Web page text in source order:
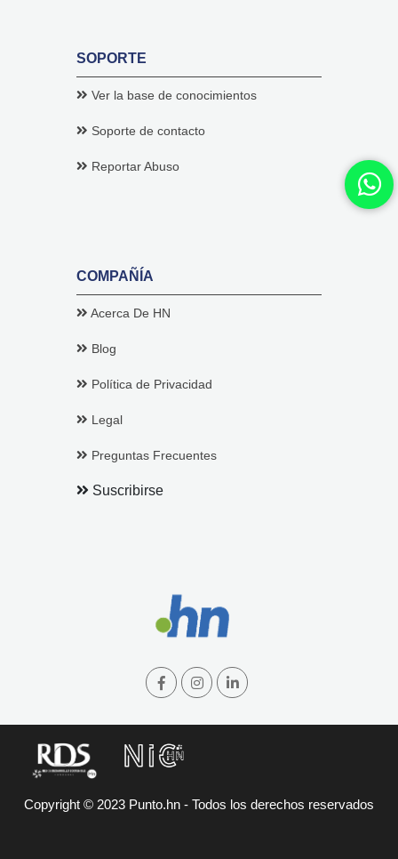
SOPORTE
Ver la base de conocimientos
Soporte de contacto
Reportar Abuso
COMPAÑÍA
Acerca De HN
Blog
Política de Privacidad
Legal
Preguntas Frecuentes
Suscribirse
Copyright © 2023 Punto.hn - Todos los derechos reservados